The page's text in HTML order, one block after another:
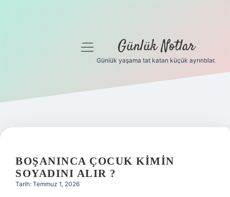
Gizlilik Politikası
Yasal Uyarı
menüyü
Günlük Notlar
Günlük yaşama tat katan küçük ayrıntılar.
BOŞANINCA ÇOCUK KIMIN
SOYADINI ALIR ?
Tarih: Temmuz 1, 2026